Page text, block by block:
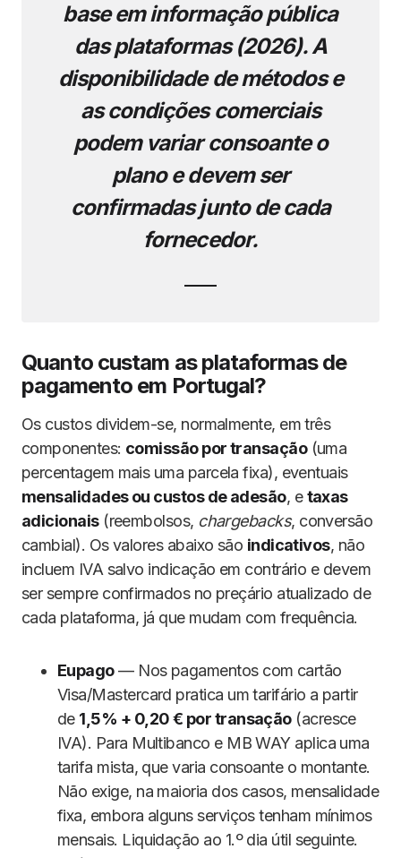
base em informação pública
das plataformas (2026). A
disponibilidade de métodos e
as condições comerciais
podem variar consoante o
plano e devem ser
confirmadas junto de cada
fornecedor.
Quanto custam as plataformas de
pagamento em Portugal?
Os custos dividem-se, normalmente, em três
componentes: comissão por transação(uma
percentagem mais uma parcela fixa), eventuais
mensalidades ou custos de adesão, etaxas
adicionais(reembolsos, chargebacks, conversão
cambial). Os valores abaixo são indicativos, não
incluem IVA salvo indicação em contrário e devem
ser sempre confirmados no preçário atualizado de
cada plataforma, já que mudam com frequência.
Eupago— Nos pagamentos com cartão
Visa/Mastercard pratica um tarifário a partir
de 1,5% + 0,20 € por transação(acresce
IVA). Para Multibanco e MB WAY aplica uma
tarifa mista, que varia consoante o montante.
Não exige, na maioria dos casos, mensalidade
fixa, embora alguns serviços tenham mínimos
mensais. Liquidação ao 1.º dia útil seguinte.